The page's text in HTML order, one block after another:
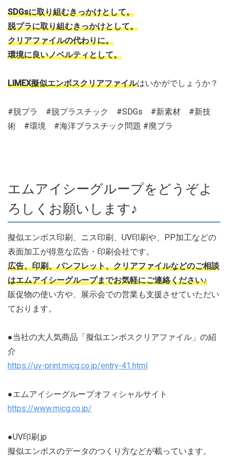
SDGsに取り組むきっかけとして。
脱プラに取り組むきっかけとして。
クリアファイルの代わりに。
環境に良いノベルティとして。
LIMEX擬似エンボスクリアファイルはいかがでしょうか？
#脱プラ #脱プラスチック #SDGs #新素材 #新技
術 #環境 #海洋プラスチック問題 #廃プラ
エムアイシーグループをどうぞよ
ろしくお願いします♪
擬似エンボス印刷、ニス印刷、UV印刷や、PP加工などの
表面加工が得意な広告・印刷会社です。
広告、印刷、パンフレット、クリアファイルなどのご相談
はエムアイシーグループまでお気軽にご連絡ください♪
販促物の使い方や、展示会での営業も支援させていただい
ております。
●当社の大人気商品「擬似エンボスクリアファイル」の紹
介
https://uv-print.micg.co.jp/entry-41.html
●エムアイシーグループオフィシャルサイト
https://www.micg.co.jp/
●UV印刷.jp
擬似エンボスのデータのつくり方などが載っています。